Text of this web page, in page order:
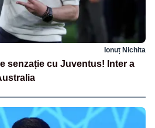
Ionuț Nichita
senzație cu Juventus! Inter a